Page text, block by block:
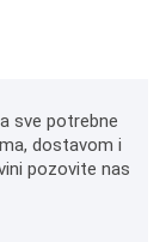
sve potrebne
dostavom i
pozovite nas